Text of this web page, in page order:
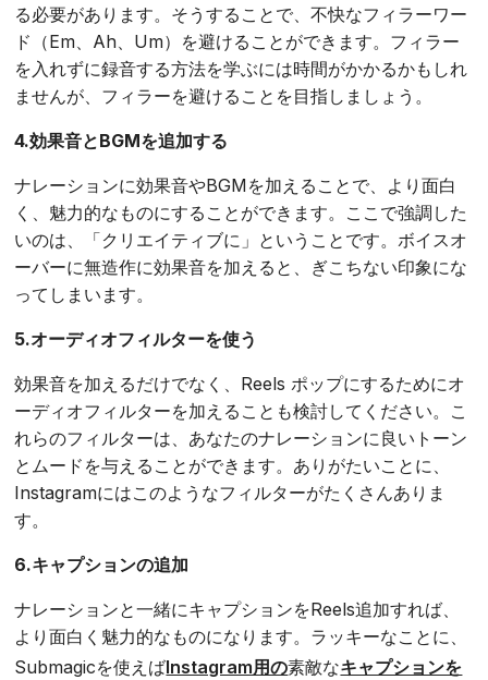
る必要があります。そうすることで、不快なフィラーワー
ド（Em、Ah、Um）を避けることができます。フィラー
を入れずに録音する方法を学ぶには時間がかかるかもしれ
ませんが、フィラーを避けることを目指しましょう。
4.効果音とBGMを追加する
ナレーションに効果音やBGMを加えることで、より面白
く、魅力的なものにすることができます。ここで強調した
いのは、「クリエイティブに」ということです。ボイスオ
ーバーに無造作に効果音を加えると、ぎこちない印象にな
ってしまいます。
5.オーディオフィルターを使う
効果音を加えるだけでなく、Reels ポップにするためにオ
ーディオフィルターを加えることも検討してください。こ
れらのフィルターは、あなたのナレーションに良いトーン
とムードを与えることができます。ありがたいことに、
Instagramにはこのようなフィルターがたくさんありま
す。
6.キャプションの追加
ナレーションと一緒にキャプションをReels追加すれば、
より面白く魅力的なものになります。ラッキーなことに、
Submagicを使えばInstagram用の素敵なキャプションを